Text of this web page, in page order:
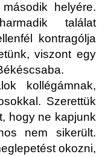
helyére.
találat
kontragólja
viszont egy
kollégámnak,
Szerettük
hogy ne kapjunk
nem sikerült.
okozni,